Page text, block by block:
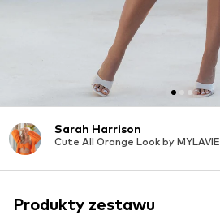
Sarah Harrison
Cute All Orange Look by MYLAVIE
Produkty zestawu